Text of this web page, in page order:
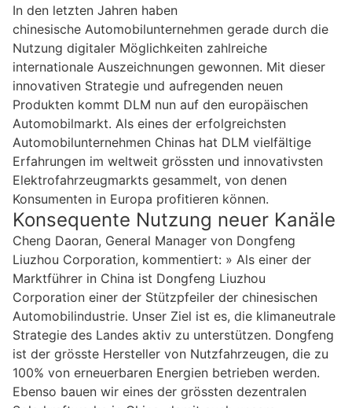
In den letzten Jahren haben
chinesische Automobilunternehmen gerade durch die
Nutzung digitaler Möglichkeiten zahlreiche
internationale Auszeichnungen gewonnen. Mit dieser
innovativen Strategie und aufregenden neuen
Produkten kommt DLM nun auf den europäischen
Automobilmarkt. Als eines der erfolgreichsten
Automobilunternehmen Chinas hat DLM vielfältige
Erfahrungen im weltweit grössten und innovativsten
Elektrofahrzeugmarkts gesammelt, von denen
Konsumenten in Europa profitieren können.
Konsequente Nutzung neuer Kanäle
Cheng Daoran, General Manager von Dongfeng
Liuzhou Corporation, kommentiert: » Als einer der
Marktführer in China ist Dongfeng Liuzhou
Corporation einer der Stützpfeiler der chinesischen
Automobilindustrie. Unser Ziel ist es, die klimaneutrale
Strategie des Landes aktiv zu unterstützen. Dongfeng
ist der grösste Hersteller von Nutzfahrzeugen, die zu
100% von erneuerbaren Energien betrieben werden.
Ebenso bauen wir eines der grössten dezentralen